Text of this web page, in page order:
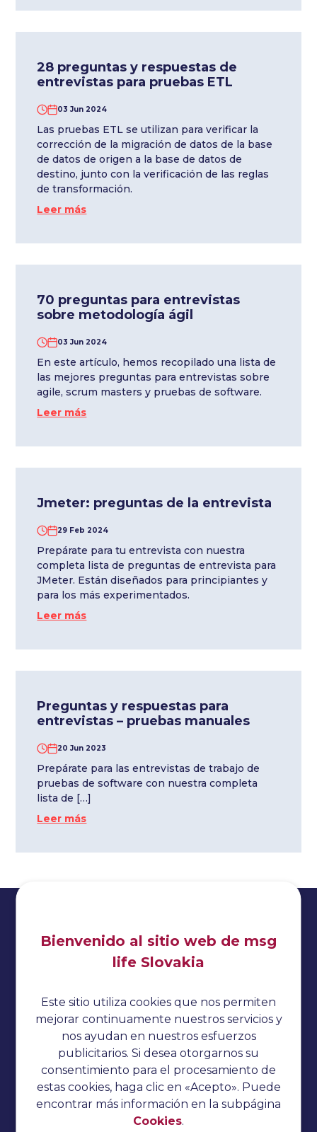
28 preguntas y respuestas de
entrevistas para pruebas ETL
03 Jun 2024
Las pruebas ETL se utilizan para verificar la
corrección de la migración de datos de la base
de datos de origen a la base de datos de
destino, junto con la verificación de las reglas
de transformación.
Leer más
70 preguntas para entrevistas
sobre metodología ágil
03 Jun 2024
En este artículo, hemos recopilado una lista de
las mejores preguntas para entrevistas sobre
agile, scrum masters y pruebas de software.
Leer más
Jmeter: preguntas de la entrevista
29 Feb 2024
Prepárate para tu entrevista con nuestra
completa lista de preguntas de entrevista para
JMeter. Están diseñados para principiantes y
para los más experimentados.
Leer más
Preguntas y respuestas para
entrevistas – pruebas manuales
20 Jun 2023
Prepárate para las entrevistas de trabajo de
pruebas de software con nuestra completa
lista de […]
Leer más
Impresionante
Cookies
Sin categorizar
Preguntas de la entrevista
Tutorial del pepino
Pruebas de rendimiento
Bienvenido al sitio web de msg
life Slovakia
Este sitio utiliza cookies que nos permiten
mejorar continuamente nuestros servicios y
nos ayudan en nuestros esfuerzos
publicitarios. Si desea otorgarnos su
consentimiento para el procesamiento de
estas cookies, haga clic en «Acepto». Puede
encontrar más información en la subpágina
Cookies.